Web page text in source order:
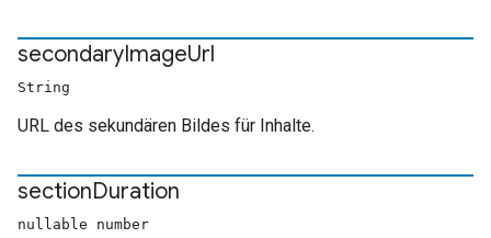
secondaryImageUrl
String
URL des sekundären Bildes für Inhalte.
sectionDuration
nullable number